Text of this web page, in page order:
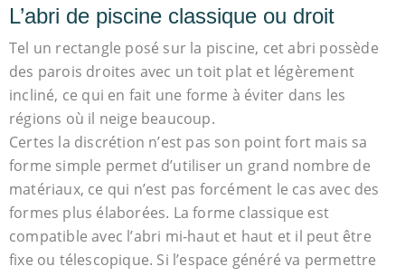
L’abri de piscine classique ou droit
Tel un rectangle posé sur la piscine, cet abri possède
des parois droites avec un toit plat et légèrement
incliné, ce qui en fait une forme à éviter dans les
régions où il neige beaucoup.
Certes la discrétion n’est pas son point fort mais sa
forme simple permet d’utiliser un grand nombre de
matériaux, ce qui n’est pas forcément le cas avec des
formes plus élaborées. La forme classique est
compatible avec l’abri mi-haut et haut et il peut être
fixe ou télescopique. Si l’espace généré va permettre